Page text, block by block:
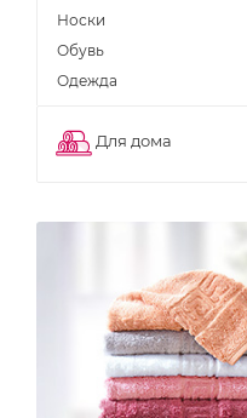
Носки
Обувь
Одежда
Для дома